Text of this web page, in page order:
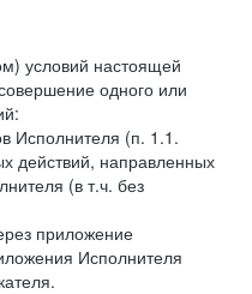
условий настоящей
одного или
Исполнителя (п. 1.1.
действий, направленных
(в т.ч. без
приложение
Исполнителя